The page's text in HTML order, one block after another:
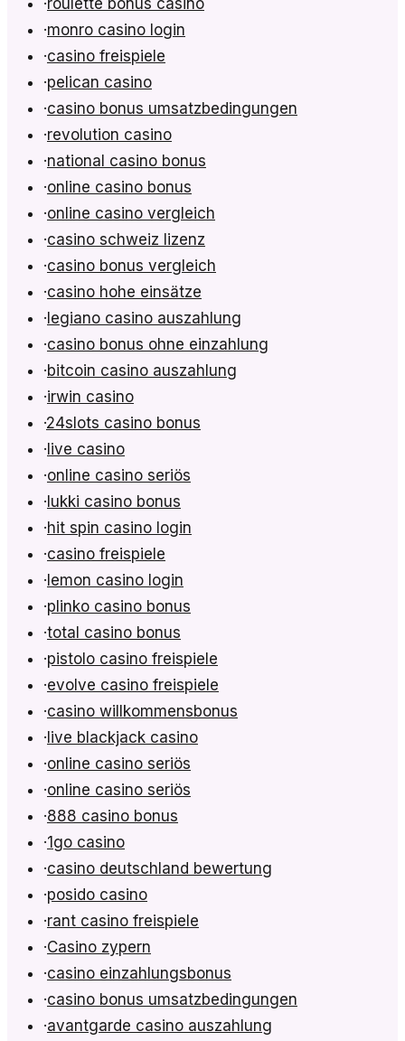
·monro casino login
·casino freispiele
·pelican casino
·casino bonus umsatzbedingungen
·revolution casino
·national casino bonus
·online casino bonus
·online casino vergleich
·casino schweiz lizenz
·casino bonus vergleich
·casino hohe einsätze
·legiano casino auszahlung
·casino bonus ohne einzahlung
·bitcoin casino auszahlung
·irwin casino
·24slots casino bonus
·live casino
·online casino seriös
·lukki casino bonus
·hit spin casino login
·casino freispiele
·lemon casino login
·plinko casino bonus
·total casino bonus
·pistolo casino freispiele
·evolve casino freispiele
·casino willkommensbonus
·live blackjack casino
·online casino seriös
·online casino seriös
·888 casino bonus
·1go casino
·casino deutschland bewertung
·posido casino
·rant casino freispiele
·Casino zypern
·casino einzahlungsbonus
·casino bonus umsatzbedingungen
·avantgarde casino auszahlung